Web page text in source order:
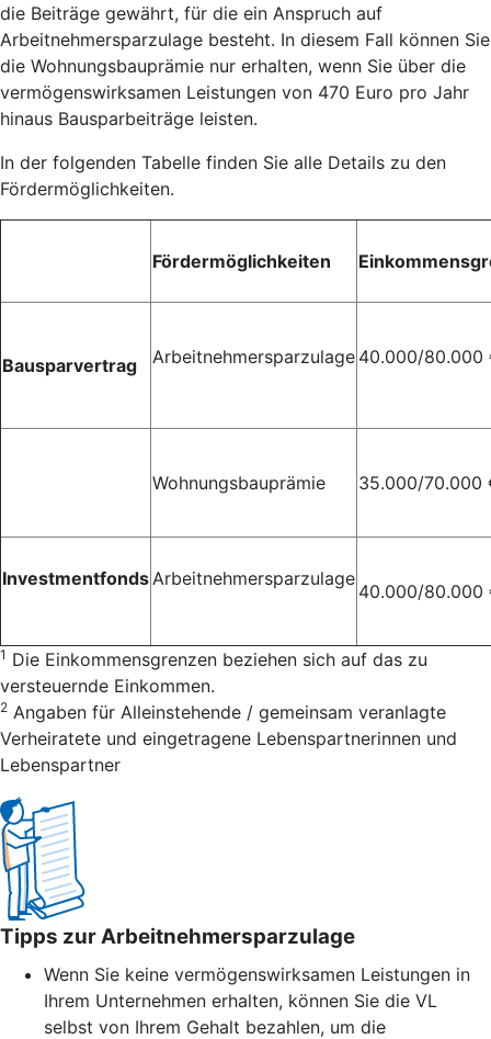
die Beiträge gewährt, für die ein Anspruch auf
Arbeitnehmersparzulage besteht. In diesem Fall können Sie
die Wohnungsbauprämie nur erhalten, wenn Sie über die
vermögenswirksamen Leistungen von 470 Euro pro Jahr
hinaus Bausparbeiträge leisten.
In der folgenden Tabelle finden Sie alle Details zu den
Fördermöglichkeiten.
Fördermöglichkeiten
Bausparvertrag Arbeitnehmersparzulage 40.000/80.000
Wohnungsbauprämie 35.000/70.000
Investmentfonds Arbeitnehmersparzulage
40.000/80.000
1 Die Einkommensgrenzen beziehen sich auf das zu
versteuernde Einkommen.
2 Angaben für Alleinstehende / gemeinsam veranlagte
Verheiratete und eingetragene Lebenspartnerinnen und
Lebenspartner
Tipps zur Arbeitnehmersparzulage
Wenn Sie keine vermögenswirksamen Leistungen in
Ihrem Unternehmen erhalten, können Sie die VL
selbst von Ihrem Gehalt bezahlen, um die